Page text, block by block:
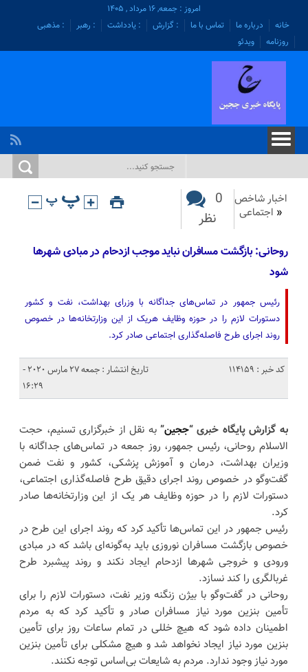
امروز : جمعه, ۱۶ مرداد , ۱۴۰۵
خانه
درباره ما تماس با ما : گزارش : یادداشت : رهبر
: مذهبی
روزنامه
ویدئو
اخبار شاخص
« اجتماعی
0
نظر
روحانی: بازگشت مسافران نباید موجب ازدحام در مبادی شهرها
شود
رئیس جمهور در تماس‌های جداگانه با وزرای بهداشت، نفت و کشور
دستورات لازم را در حوزه وظایف هریک از این وزارتخانه‌ها در خصوص
روند اجرای طرح فاصله‌گذاری اجتماعی صادر کرد.
کد خبر : 114159
تاریخ انتشار : جمعه 27 مارس 2020 -
16:29
به گزارش پایگاه خبری “ججین”به نقل از خبرگزاری تسنیم، حجت
الاسلام روحانی، رئیس جمهور، روز جمعه در تماس‌های جداگانه با
وزیران بهداشت، درمان و آموزش پزشکی، کشور و نفت ضمن
گفت‌وگو در خصوص روند اجرای دقیق طرح فاصله‌گذاری اجتماعی،
دستورات لازم را در حوزه وظایف هر یک از این وزارتخانه‌ها صادر
کرد.
رئیس جمهور در این تماس‌ها تأکید کرد که روند اجرای این طرح در
خصوص بازگشت مسافران نوروزی باید به‌گونه‌ای باشد که در مبادی
ورودی و خروجی شهرها ازدحام ایجاد نکند و روند پیشبرد طرح
غربالگری را کند نسازد.
روحانی در گفت‌وگو با بیژن زنگنه وزیر نفت، دستورات لازم را برای
تأمین بنزین مورد نیاز مسافران صادر و تأکید کرد که به مردم
اطمینان داده شود که هیچ خللی در تمام ساعات روز برای تأمین
بنزین مورد نیاز ایجاد نخواهد شد و هیچ مشکلی برای تأمین بنزین
مورد نیاز وجود ندارد. مردم به شایعات بی‌اساس توجه نکنند.